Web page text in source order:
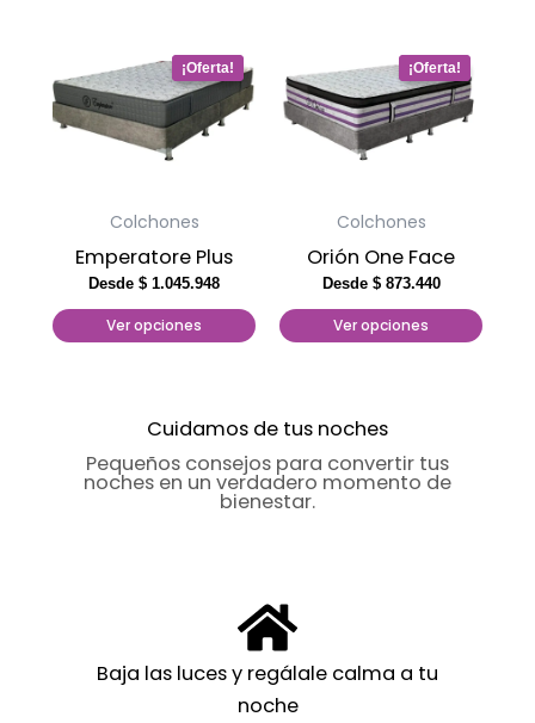
página
de
producto
página
de
producto
Colchones
Emperatore Plus
Desde $ 1.045.948
Ver opciones
Este
producto
tiene
múltiples
Las
opciones
se
pueden
elegir
página
de
producto
Colchones
Orión One Face
Desde $873.440
Ver opciones
Este
producto
tiene
múltiples
Las
opciones
se
pueden
elegir
página
de
Cuidamos de tus noches
Pequeños consejos para convertir tus
noches en un verdadero momento de
bienestar.
Baja las luces y regálale calma a tu
noche